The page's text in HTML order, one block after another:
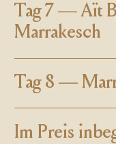
Tag 7 — Aït
Marrakesch
Tag 8 —
Im Preis